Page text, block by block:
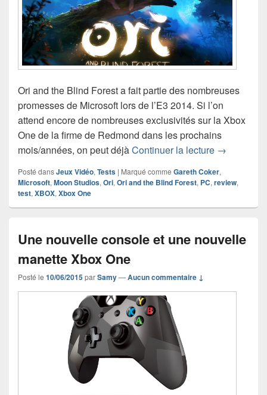
Ori and the Blind Forest a fait partie des nombreuses
promesses de Microsoft lors de l’E3 2014. Si l’on
attend encore de nombreuses exclusivités sur la Xbox
One de la firme de Redmond dans les prochains
mois/années, on peut déjàContinuer la lecture Test de
→
Posté dansJeux Vidéo, Tests | Marqué comme Gareth Coker,
Microsoft, Moon Studios, Ori, Ori and the Blind Forest, PC, review,
test, XBOX, Xbox One
Une nouvelle console et une nouvelle
manette Xbox One
Posté le 10/06/2015parSamy—Aucun commentaire ↓